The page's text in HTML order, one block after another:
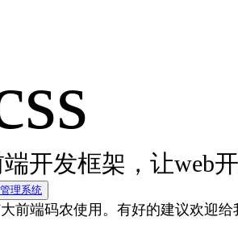
开发框架，让web
理系统
前端码农使用。有好的建议欢迎给